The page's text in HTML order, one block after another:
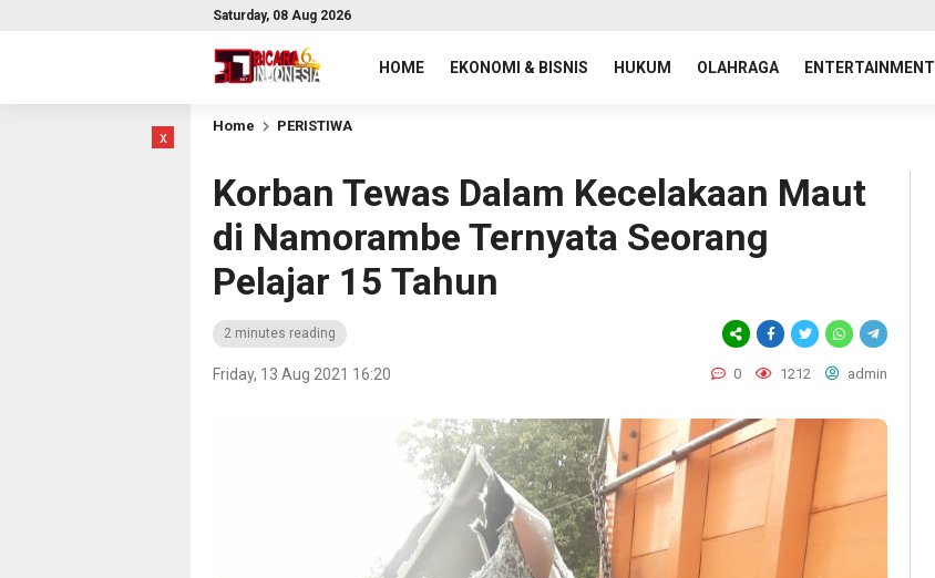
Saturday, 08 Aug 2026
HOME EKONOMI & BISNIS HUKUM OLAHRAGA ENTERTAINMENT
x
Home PERISTIWA
Korban Tewas Dalam Kecelakaan Maut
di Namorambe Ternyata Seorang
Pelajar 15 Tahun
2 minutes reading
Friday, 13 Aug 2021 16:20 0 1212 admin